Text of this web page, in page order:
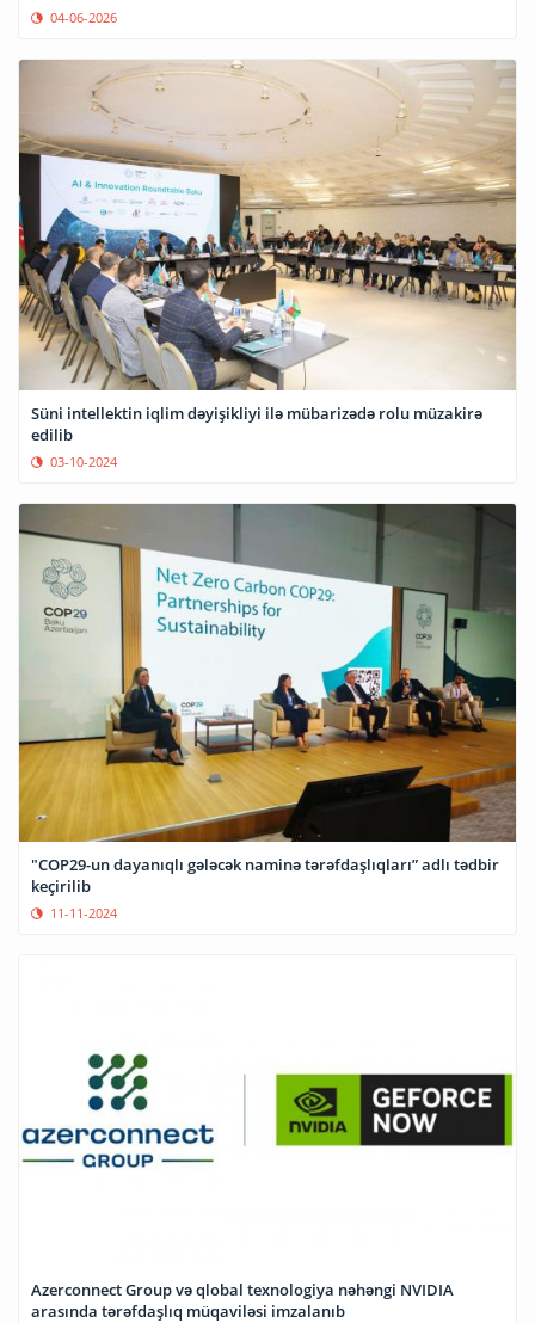
04-06-2026
Süni intellektin iqlim dəyişikliyi ilə mübarizədə rolu müzakirə
edilib
03-10-2024
"COP29-un dayanıqlı gələcək naminə tərəfdaşlıqları” adlı tədbir
keçirilib
11-11-2024
Azerconnect Group və qlobal texnologiya nəhəngi NVIDIA
arasında tərəfdaşlıq müqaviləsi imzalanıb